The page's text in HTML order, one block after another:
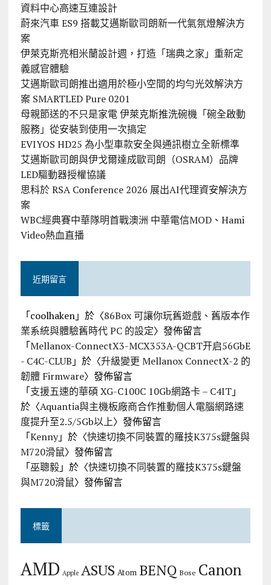
資料中心高速互連設計
蔚來汽車 ES9 搭載艾邁斯歐司朗新一代氣氛燈解決方
案
伊萊克斯亮相米蘭設計週，打造「瑞典之家」重新定
義感官體驗
艾邁斯歐司朗推出適用於極小空間的均勻光效解決方
案 SMARTLED Pure 0201
母親節送的不只是家電 伊萊克斯推洗碗機「碗全啟動
服務」從安裝到使用一次搞定
EVIYOS HD25 為小型車款安全與通訊樹立全新標準
艾邁斯歐司朗與伊戈爾達成歐司朗（OSRAM）品牌
LED驅動器授權協議
思科於 RSA Conference 2026 展出AI代理資安解決方
案
WBC經典賽中華隊明首戰澳洲 中華電信MOD、Hami
Video熱血直播
近期留言
「coolhaken」於〈86Box 可讓你玩舊遊戲、舊版本作
業系統與體驗舊時代 PC 的設定〉發佈留言
「Mellanox-ConnectX3-MCX353A-QCBT开启56GbE
- C4C-CLUB 」於〈升級變更 Mellanox ConnectX-2 的
韌體 Firmware〉發佈留言
「支援五速的華碩 XG-C100C 10Gb網路卡 – C4IT」
於〈Aquantia與主機板廠商合作推動個人電腦網路速
度提升至2.5/5Gb以上〉發佈留言
「Kenny」於〈快速切換不同裝置的羅技K375s鍵盤與
M720滑鼠〉發佈留言
「巫聰毅」於〈快速切換不同裝置的羅技K375s鍵盤
與M720滑鼠〉發佈留言
標籤
AMD Apple ASUS Atom BENQ Bose Canon